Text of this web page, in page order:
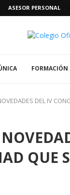
ASESOR PERSONAL
FORMACIÓN
DEL IV
QUE